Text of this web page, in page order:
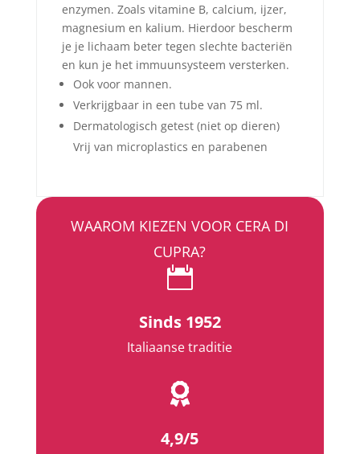
enzymen. Zoals vitamine B, calcium, ijzer,
magnesium en kalium. Hierdoor bescherm
je je lichaam beter tegen slechte bacteriën
en kun je het immuunsysteem versterken.
Ook voor mannen.
Verkrijgbaar in een tube van 75 ml.
Dermatologisch getest (niet op dieren)
Vrij van microplastics en parabenen
WAAROM KIEZEN VOOR CERA DI
CUPRA?

Sinds 1952
Italiaanse traditie

4,9/5